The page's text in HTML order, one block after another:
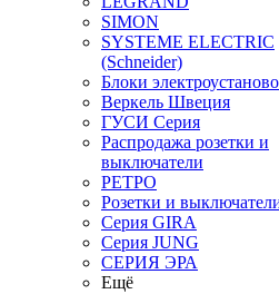
SIMON
SYSTEME ELECTRIC
(Schneider)
Блоки
Веркель Швеция
ГУСИ Серия
Распродажа розетки и
выключатели
РЕТРО
Розетки и
Серия GIRA
Серия JUNG
СЕРИЯ ЭРА
Ещё